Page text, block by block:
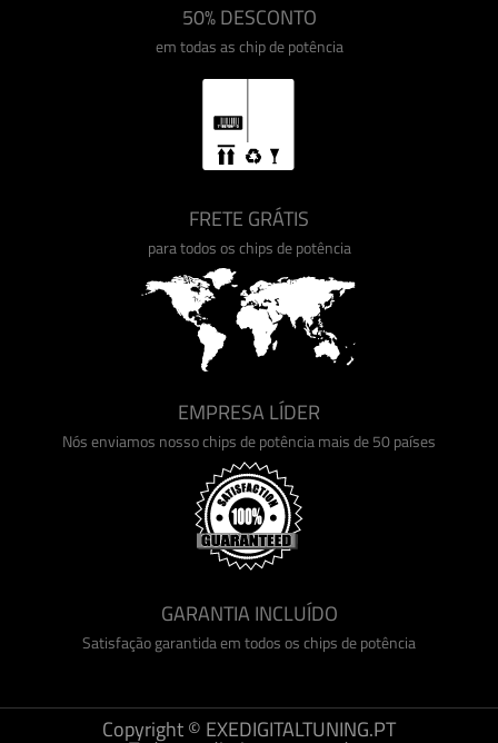
50% DESCONTO
em todas as chip de potência
FRETE GRÁTIS
para todos os chips de potência
EMPRESA LÍDER
Nós enviamos nosso chips de potência mais de 50 países
GARANTIA INCLUÍDO
Satisfação garantida em todos os chips de potência
Copyright © EXEDIGITALTUNING.PT